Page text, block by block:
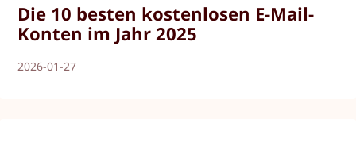
Die 10 besten kostenlosen E-Mail-
Konten im Jahr 2025
2026-01-27